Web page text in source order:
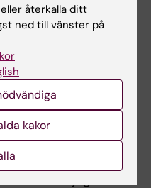
aktivt med Lean och
på en internationell
augusti
i
studerat 15 hp
har läst Lean 7.5
återkalla ditt
ned till vänster på
kakor